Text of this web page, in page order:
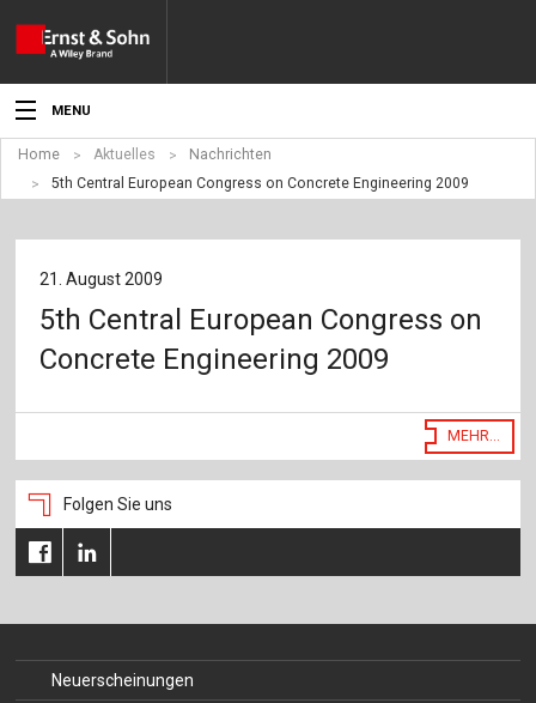
MENU
Aktuelles
Angebote
Fachgebiete
Für Autor:innen
Home Aktuelles
Nachrichten
5th Central European Congress on Concrete Engineering 2009
21. August 2009
5th Central European Congress on
Concrete Engineering 2009
MEHR...
Folgen Sie uns
Neuerscheinungen